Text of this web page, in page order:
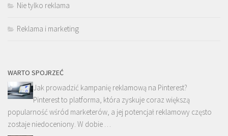
Nie tylko reklama
Reklama i marketing
WARTO SPOJRZEĆ
Jak prowadzić kampanię reklamową na Pinterest?
Pinterest to platforma, która zyskuje coraz większą
popularność wśród marketerów, a jej potencjał reklamowy często
zostaje niedoceniony. W dobie …